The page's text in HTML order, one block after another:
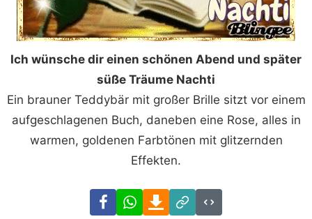
Ich wünsche dir einen schönen Abend und später
süße Träume Nachti
Ein brauner Teddybär mit großer Brille sitzt vor einem
aufgeschlagenen Buch, daneben eine Rose, alles in
warmen, goldenen Farbtönen mit glitzernden
Effekten.
FacebookWhatsAppDownload
Link
Code